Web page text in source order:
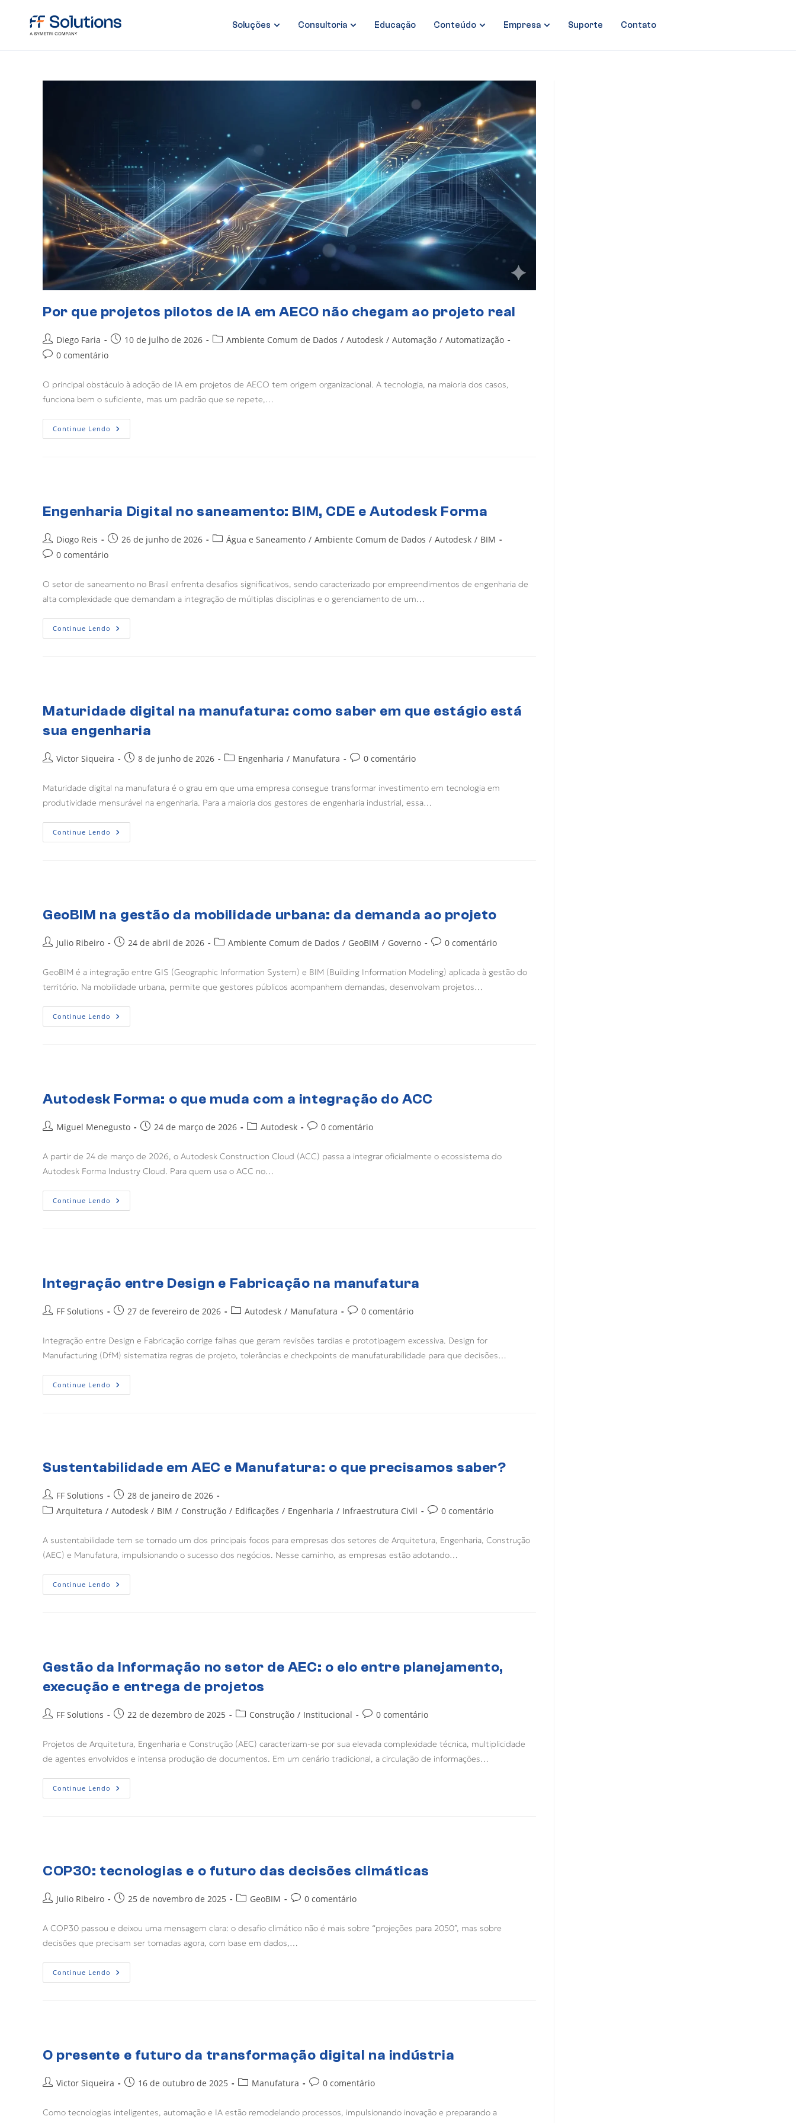
Soluções Consultoria Educação Conteúdo Empresa Suporte Contato
Por que projetos pilotos de IA em AECO não chegam ao projeto real
Diego Faria 10 de julho de 2026 Ambiente Comum de Dados / Autodesk / Automação / Automatização
0 comentário
O principal obstáculo à adoção de IA em projetos de AECO tem origem organizacional. A tecnologia, na maioria dos casos,
funciona bem o suficiente, mas um padrão que se repete,…
Continue Lendo
Engenharia Digital no saneamento: BIM, CDE e Autodesk Forma
Diogo Reis 26 de junho de 2026 Água e Saneamento / Ambiente Comum de Dados / Autodesk / BIM
0 comentário
O setor de saneamento no Brasil enfrenta desafios significativos, sendo caracterizado por empreendimentos de engenharia de
alta complexidade que demandam a integração de múltiplas disciplinas e o gerenciamento de um…
Continue Lendo
Maturidade digital na manufatura: como saber em que estágio está
sua engenharia
Victor Siqueira 8 de junho de 2026 Engenharia / Manufatura 0 comentário
Maturidade digital na manufatura é o grau em que uma empresa consegue transformar investimento em tecnologia em
produtividade mensurável na engenharia. Para a maioria dos gestores de engenharia industrial, essa…
Continue Lendo
GeoBIM na gestão da mobilidade urbana: da demanda ao projeto
Julio Ribeiro 24 de abril de 2026 Ambiente Comum de Dados / GeoBIM / Governo 0 comentário
GeoBIM é a integração entre GIS (Geographic Information System) e BIM (Building Information Modeling) aplicada à gestão do
território. Na mobilidade urbana, permite que gestores públicos acompanhem demandas, desenvolvam projetos…
Continue Lendo
Autodesk Forma: o que muda com a integração do ACC
Miguel Menegusto 24 de março de 2026 Autodesk 0 comentário
A partir de 24 de março de 2026, o Autodesk Construction Cloud (ACC) passa a integrar oficialmente o ecossistema do
Autodesk Forma Industry Cloud. Para quem usa o ACC no…
Continue Lendo
Integração entre Design e Fabricação na manufatura
FF Solutions 27 de fevereiro de 2026 Autodesk / Manufatura 0 comentário
Integração entre Design e Fabricação corrige falhas que geram revisões tardias e prototipagem excessiva. Design for
Manufacturing (DfM) sistematiza regras de projeto, tolerâncias e checkpoints de manufaturabilidade para que decisões…
Continue Lendo
Sustentabilidade em AEC e Manufatura: o que precisamos saber?
FF Solutions
28 de janeiro de 2026
Arquitetura / Autodesk / BIM / Construção / Edificações / Engenharia / Infraestrutura Civil 0 comentário
A sustentabilidade tem se tornado um dos principais focos para empresas dos setores de Arquitetura, Engenharia, Construção
(AEC) e Manufatura, impulsionando o sucesso dos negócios. Nesse caminho, as empresas estão adotando…
Continue Lendo
Gestão da Informação no setor de AEC: o elo entre planejamento,
execução e entrega de projetos
FF Solutions 22 de dezembro de 2025 Construção / Institucional 0 comentário
Projetos de Arquitetura, Engenharia e Construção (AEC) caracterizam-se por sua elevada complexidade técnica, multiplicidade
de agentes envolvidos e intensa produção de documentos. Em um cenário tradicional, a circulação de informações…
Continue Lendo
COP30: tecnologias e o futuro das decisões climáticas
Julio Ribeiro 25 de novembro de 2025 GeoBIM 0 comentário
A COP30 passou e deixou uma mensagem clara: o desafio climático não é mais sobre “projeções para 2050”, mas sobre
decisões que precisam ser tomadas agora, com base em dados,…
Continue Lendo
O presente e futuro da transformação digital na indústria
Victor Siqueira 16 de outubro de 2025 Manufatura 0 comentário
Como tecnologias inteligentes, automação e IA estão remodelando processos, impulsionando inovação e preparando a